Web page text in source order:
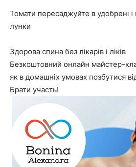
Томати пересаджуйте в удобрені
лунки
Здорова спина без лікарів і ліків
Безкоштовний онлайн майстер-
як в домашніх умовах позбутися
Брати участь!